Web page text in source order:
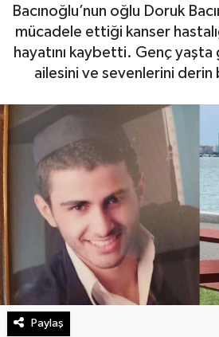
Bacınoğlu’nun oğlu Doruk
mücadele ettiği kanser
hayatını kaybetti. Genç yaşta
ailesini ve sevenlerini
Paylaş
Haberde İnsan
Kültür Sanat
Magazin
Manşet Altı
Manşetler
Resmi İlan
Sağlık
Spor